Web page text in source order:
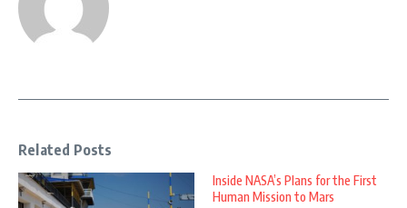
Related Posts
Inside NASA’s Plans for the First
Human Mission to Mars